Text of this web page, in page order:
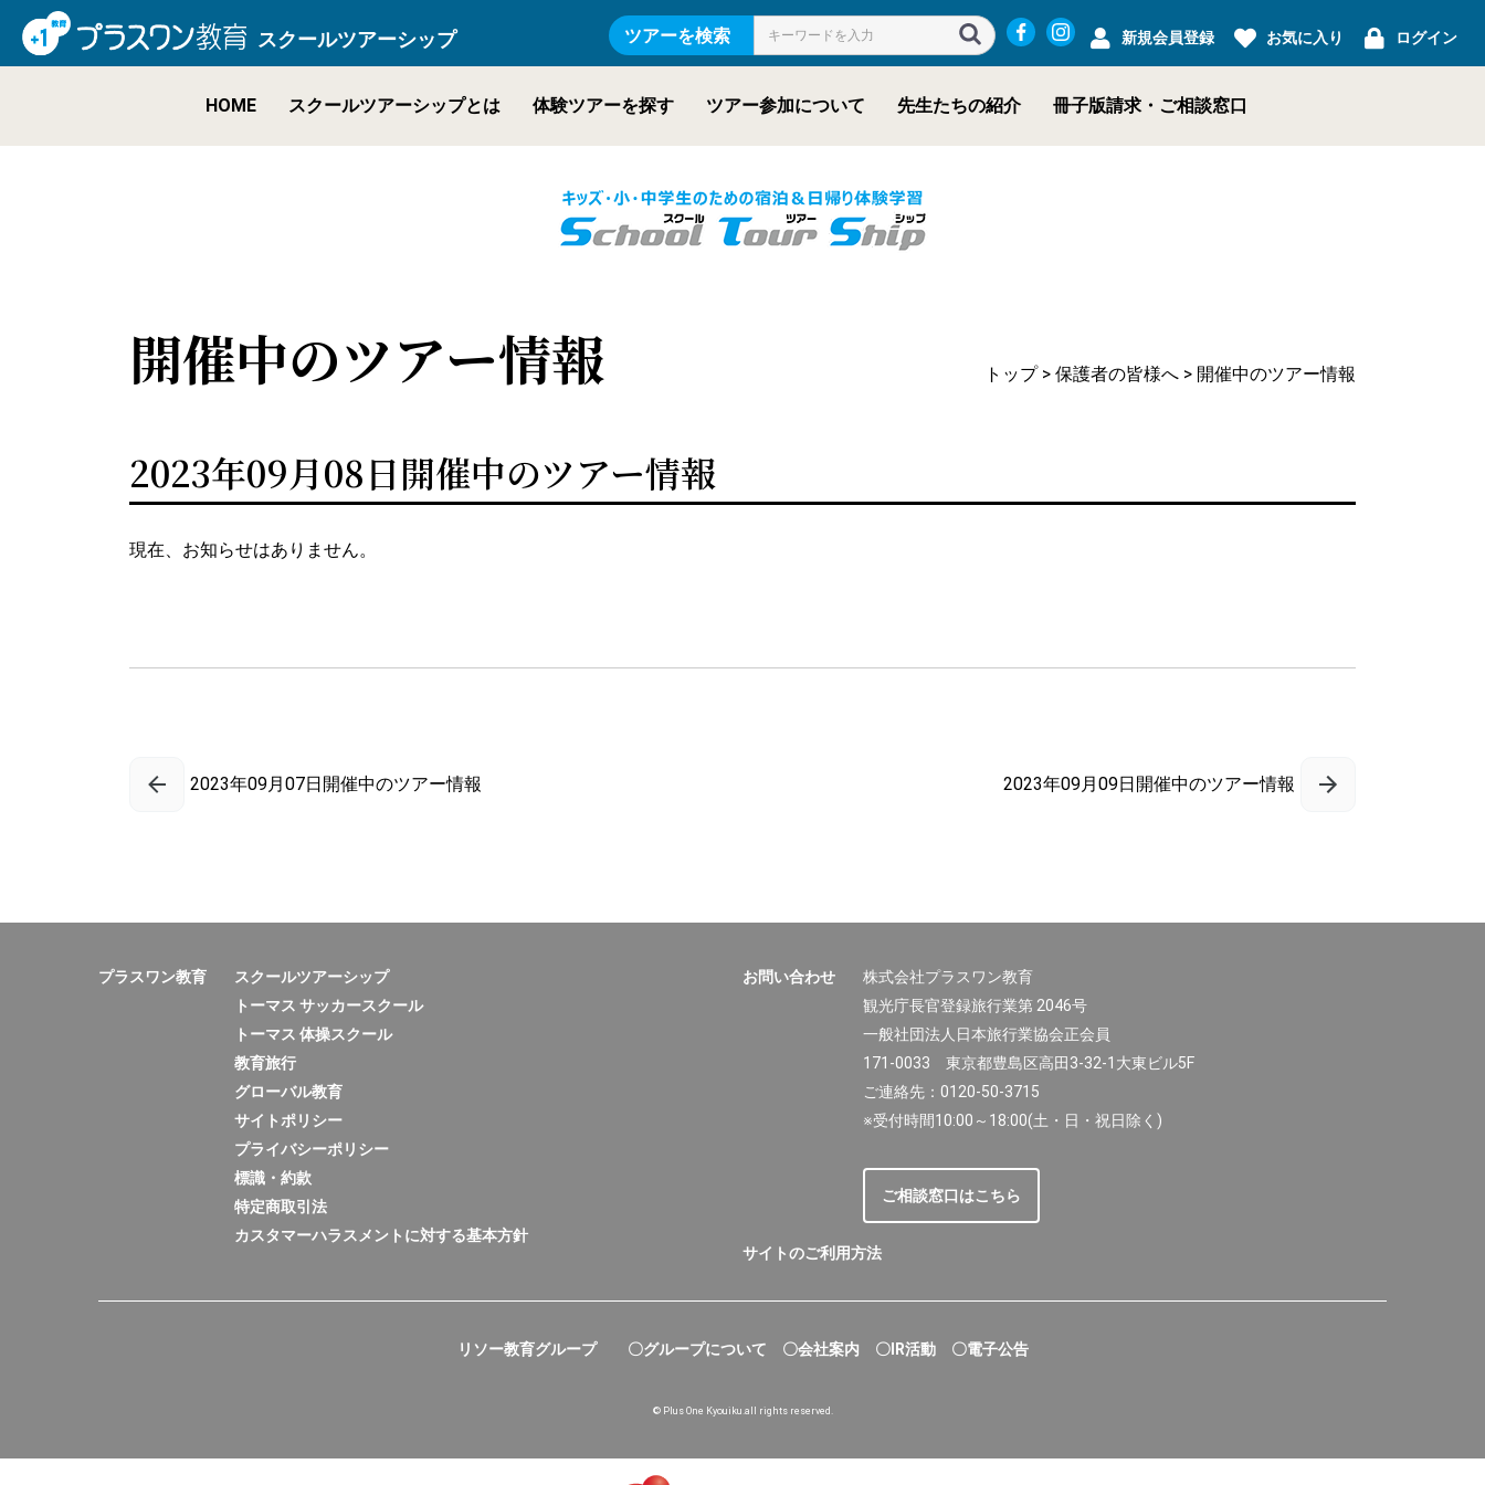
スクールツアーシップ ツアーを検索 新規会員登録 お気に入り ログイン
HOME スクールツアーシップとは 体験ツアーを探す ツアー参加について 先生たちの紹介 冊子版請求・ ご相談窓口
開催中のツアー情報 トップ> 保護者の皆様へ > 開催中のツアー情報
2023年09月08日開催中のツアー情報
現在、お知らせはありません。
2023年09月07日開催中のツアー情報 2023年09月09日開催中のツアー情報
プラスワン教育
スクールツアーシップ
トーマス サッカースクール
トーマス 体操スクール
教育旅行
グローバル教育
サイトポリシー
プライバシーポリシー
標識・約款
特定商取引法
カスタマーハラスメントに対する基本方針
お問い合わせ
株式会社プラスワン教育
観光庁長官登録旅行業第 2046号
一般社団法人日本旅行業協会正会員
171-0033 東京都豊島区高田3-32-1大東ビル5F
ご連絡先：0120-50-3715
※受付時間10:00～18:00(土・日・祝日除く)
ご相談窓口はこちら
サイトのご利用方法
リソー教育グループ 〇グループについて 〇会社案内 〇IR活動 〇電子公告
© Plus One Kyouiku.all rights reserved.